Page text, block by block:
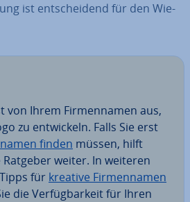
ist ent­schei­dend für den Wie­
von Ihrem Fir­men­na­men aus,
zu ent­wi­ckeln. Falls Sie erst
finden müssen, hilft
weiter. In weiteren
für kreative Fir­men­na­men
die Ver­füg­bar­keit für Ihren